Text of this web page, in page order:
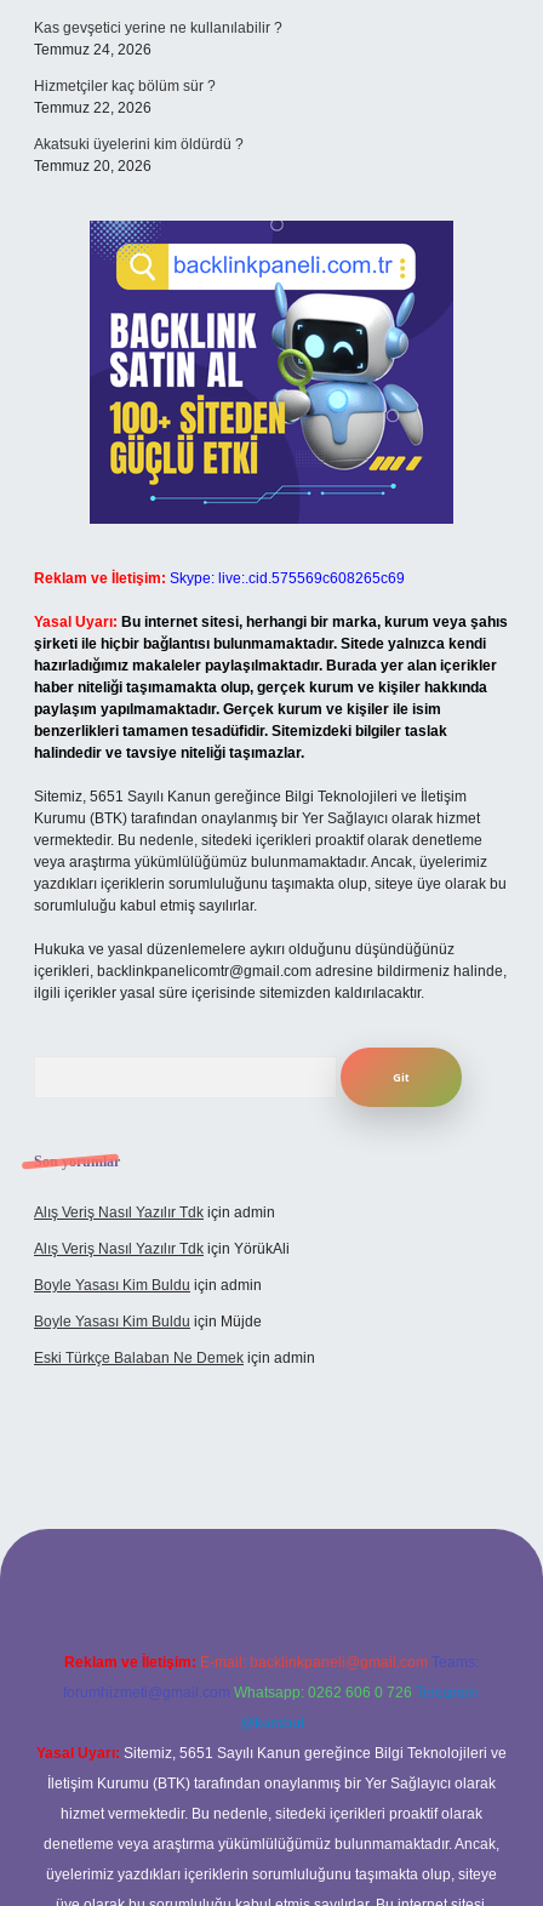
Kas gevşetici yerine ne kullanılabilir ?
Temmuz 24, 2026
Hizmetçiler kaç bölüm sür ?
Temmuz 22, 2026
Akatsuki üyelerini kim öldürdü ?
Temmuz 20, 2026
Reklam ve İletişim: Skype: live:.cid.575569c608265c69
Yasal Uyarı: Bu internet sitesi, herhangi bir marka, kurum veya şahıs
şirketi ile hiçbir bağlantısı bulunmamaktadır. Sitede yalnızca kendi
hazırladığımız makaleler paylaşılmaktadır. Burada yer alan içerikler
haber niteliği taşımamakta olup, gerçek kurum ve kişiler hakkında
paylaşım yapılmamaktadır. Gerçek kurum ve kişiler ile isim
benzerlikleri tamamen tesadüfidir. Sitemizdeki bilgiler taslak
halindedir ve tavsiye niteliği taşımazlar.
Sitemiz, 5651 Sayılı Kanun gereğince Bilgi Teknolojileri ve İletişim
Kurumu (BTK) tarafından onaylanmış bir Yer Sağlayıcı olarak hizmet
vermektedir. Bu nedenle, sitedeki içerikleri proaktif olarak denetleme
veya araştırma yükümlülüğümüz bulunmamaktadır. Ancak, üyelerimiz
yazdıkları içeriklerin sorumluluğunu taşımakta olup, siteye üye olarak bu
sorumluluğu kabul etmiş sayılırlar.
Hukuka ve yasal düzenlemelere aykırı olduğunu düşündüğünüz
içerikleri, backlinkpanelicomtr@gmail.com adresine bildirmeniz halinde,
ilgili içerikler yasal süre içerisinde sitemizden kaldırılacaktır.
Son yorumlar
Alış Veriş Nasıl Yazılır Tdk için admin
Alış Veriş Nasıl Yazılır Tdk için YörükAli
Boyle Yasası Kim Buldu için admin
Boyle Yasası Kim Buldu için Müjde
Eski Türkçe Balaban Ne Demek için admin
casino
Reklam ve İletişim: E-mail: backlinkpaneli@gmail.com Teams:
forumhizmeti@gmail.com Whatsapp: 0262 606 0 726 Telegram:
@karabul
Yasal Uyarı: Sitemiz, 5651 Sayılı Kanun gereğince Bilgi Teknolojileri ve
İletişim Kurumu (BTK) tarafından onaylanmış bir Yer Sağlayıcı olarak
hizmet vermektedir. Bu nedenle, sitedeki içerikleri proaktif olarak
denetleme veya araştırma yükümlülüğümüz bulunmamaktadır. Ancak,
üyelerimiz yazdıkları içeriklerin sorumluluğunu taşımakta olup, siteye